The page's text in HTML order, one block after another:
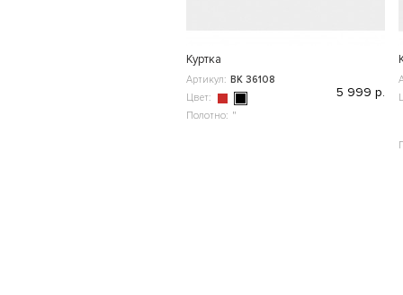
Куртка
Артикул: ВК 36108
Цвет:
Полотно: "
5 999 р.